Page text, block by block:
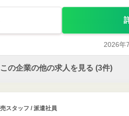
2026年
この企業の他の求人を見る (3件)
スタッフ / 派遣社員